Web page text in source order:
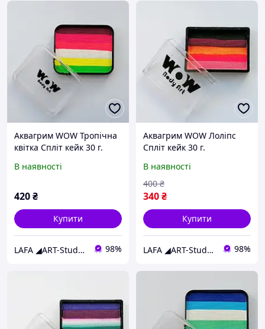
Аквагрим WOW Тропічна
квітка Спліт кейк 30 г.
В наявності
420₴
Купити
LAFA ◢ART-Studio◣ 98%
Аквагрим WOW Лоліпс
Спліт кейк 30 г.
В наявності
340₴
400 ₴
Купити
LAFA ◢ART-Studio◣ 98%